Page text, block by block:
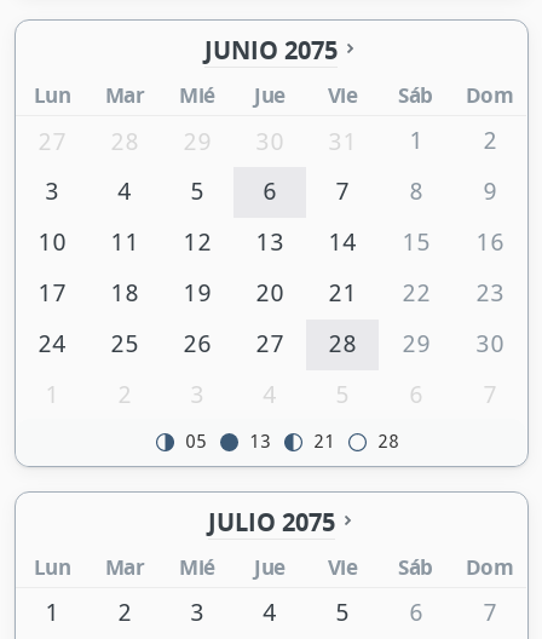
JUNIO 2075
Lun Mar Mié Jue Vie Sáb Dom
27 28 29 30 31 1
2
3
4 5 6 7 8
9
10
11 12 13 14 15
16
17
18 19 20 21 22
23
24
25 26 27 28 29
30
1
2 3 4 5 6 7
05 13 21 28
JULIO 2075
Lun Mar Mié Jue Vie Sáb Dom
1 2 3 4 5 6
7